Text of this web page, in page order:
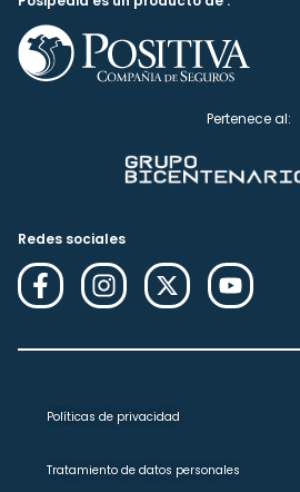
Pertenece al:
Redes sociales
Políticas de privacidad
Tratamiento de datos personales